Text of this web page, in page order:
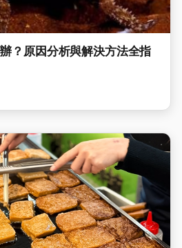
？原因分析與解決方法全指